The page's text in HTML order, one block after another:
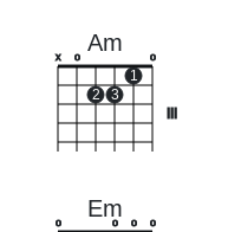
Am
x o
2 3
1
o
Em
o o o o